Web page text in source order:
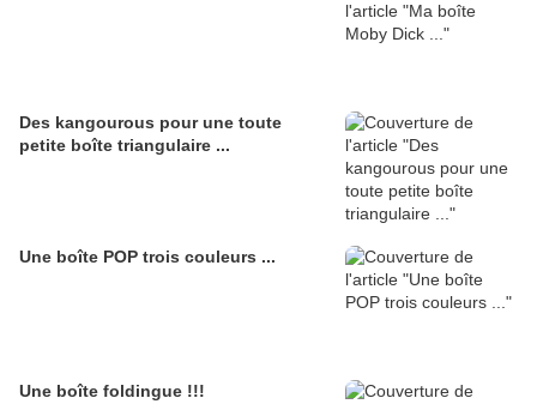
Des kangourous pour une toute
petite boîte triangulaire ...
Une boîte POP trois couleurs ...
Une boîte foldingue !!!